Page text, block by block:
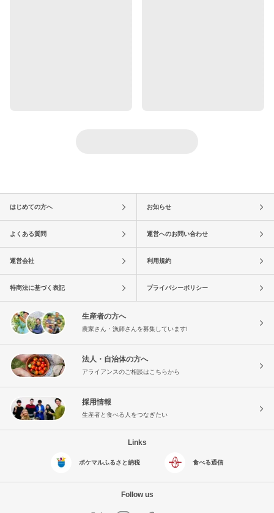
はじめての方へ お知らせ
よくある質問 運営へのお問い合わせ
運営会社 利用規約
特商法に基づく表記 プライバシーポリシー
生産者の方へ
農家さん・漁師さんを募集しています!
法人・自治体の方へ
アライアンスのご相談はこちらから
採用情報
生産者と食べる人をつなぎたい
Links
ポケマルふるさと納税 食べる通信
Follow us